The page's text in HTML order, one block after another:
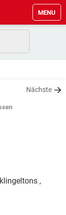
MENU
Nächste
,